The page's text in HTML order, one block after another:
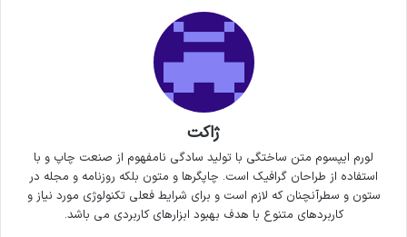
ژاکت
لورم ایپسوم متن ساختگی با تولید سادگی نامفهوم از صنعت چاپ و با
استفاده از طراحان گرافیک است. چاپگرها و متون بلکه روزنامه و مجله در
ستون و سطرآنچنان که لازم است و برای شرایط فعلی تکنولوژی مورد نیاز و
کاربردهای متنوع با هدف بهبود ابزارهای کاربردی می باشد.